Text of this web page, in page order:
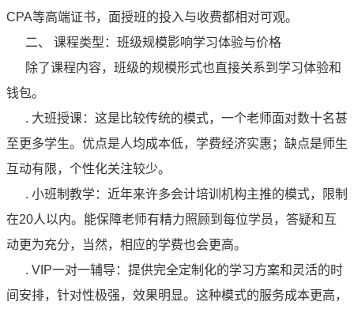
CPA等高端证书，面授班的投入与收费都相对可观。
二、 课程类型：班级规模影响学习体验与价格
除了课程内容，班级的规模形式也直接关系到学习体验和
钱包。
. 大班授课：这是比较传统的模式，一个老师面对数十名甚
至更多学生。优点是人均成本低，学费经济实惠；缺点是师生
互动有限，个性化关注较少。
. 小班制教学：近年来许多会计培训机构主推的模式，限制
在20人以内。能保障老师有精力照顾到每位学员，答疑和互
动更为充分，当然，相应的学费也会更高。
. VIP一对一辅导：提供完全定制化的学习方案和灵活的时
间安排，针对性极强，效果明显。这种模式的服务成本更高，